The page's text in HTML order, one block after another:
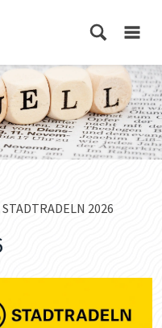
STADTRADELN 2026